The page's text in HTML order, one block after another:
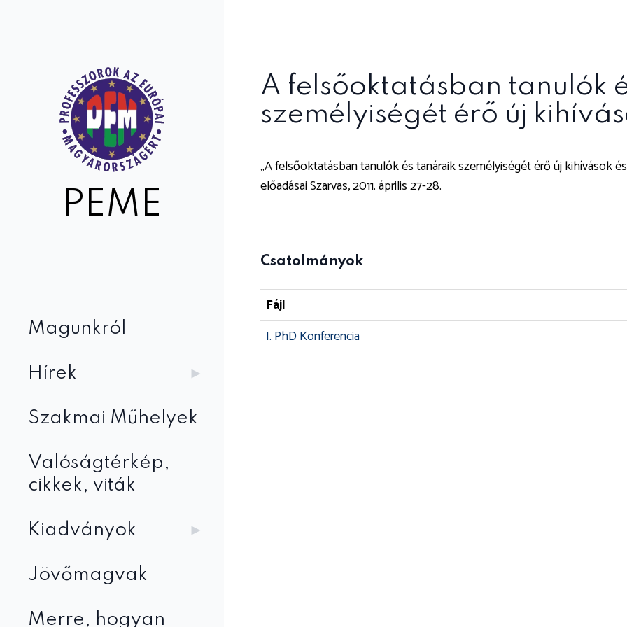
PEME
Magunkról
Hírek
Szakmai Műhelyek
Valóságtérkép,
cikkek, viták
Kiadványok
Jövőmagvak
Merre, hogyan
A felsőoktatásban tanulók
személyiségét érő új
„A felsőoktatásban tanulók és tanáraik személyiségét érő új kihívások
előadásai Szarvas, 2011. április 27-28.
Csatolmányok
Fájl
I. PhD Konferencia